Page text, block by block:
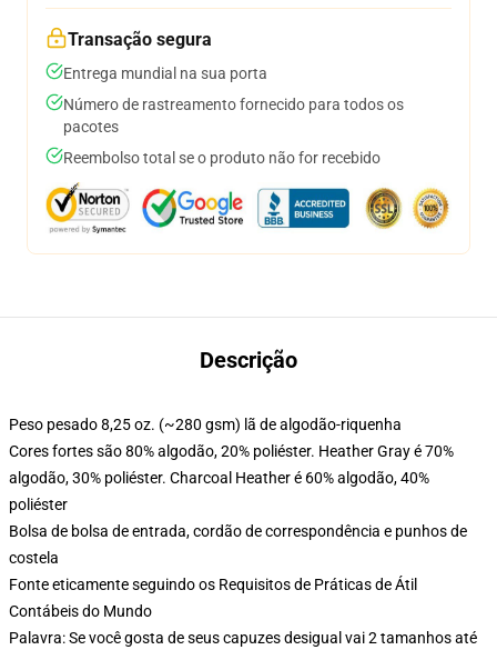
Transação segura
Entrega mundial na sua porta
Número de rastreamento fornecido para todos os
pacotes
Reembolso total se o produto não for recebido
Descrição
Peso pesado 8,25 oz. (~280 gsm) lã de algodão-riquenha
Cores fortes são 80% algodão, 20% poliéster. Heather Gray é 70%
algodão, 30% poliéster. Charcoal Heather é 60% algodão, 40%
poliéster
Bolsa de bolsa de entrada, cordão de correspondência e punhos de
costela
Fonte eticamente seguindo os Requisitos de Práticas de Átil
Contábeis do Mundo
Palavra: Se você gosta de seus capuzes desigual vai 2 tamanhos até